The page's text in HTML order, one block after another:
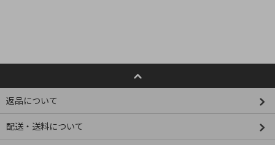
返品について
配送・送料について